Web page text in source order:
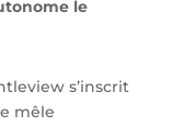
le
s’inscrit
mêle